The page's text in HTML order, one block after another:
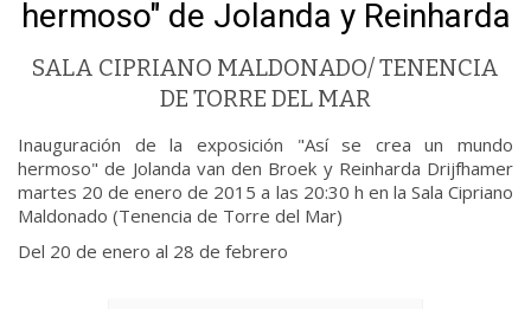
hermoso" de Jolanda y Reinharda
SALA CIPRIANO MALDONADO/ TENENCIA
DE TORRE DEL MAR
Inauguración de la exposición "Así se crea un mundo
hermoso" de Jolanda van den Broek y Reinharda Drijfhamer
martes 20 de enero de 2015 a las 20:30 h en la Sala Cipriano
Maldonado (Tenencia de Torre del Mar)
Del 20 de enero al 28 de febrero